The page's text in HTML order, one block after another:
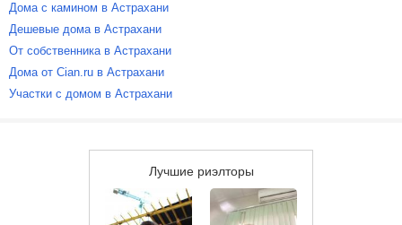
Дома с камином в Астрахани
Дешевые дома в Астрахани
От собственника в Астрахани
Дома от Cian.ru в Астрахани
Участки с домом в Астрахани
Лучшие риэлторы